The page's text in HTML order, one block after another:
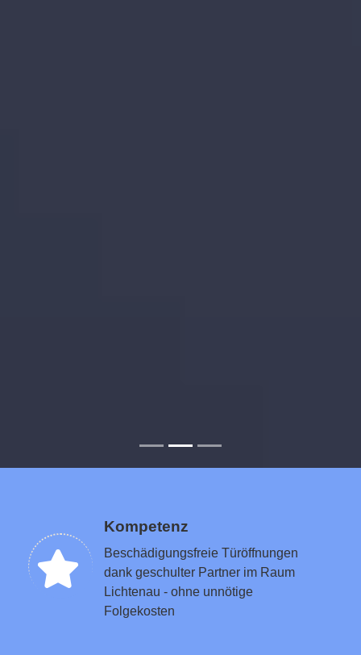
Kompetenz
Beschädigungsfreie Türöffnungen
dank geschulter Partner im Raum
Lichtenau - ohne unnötige
Folgekosten